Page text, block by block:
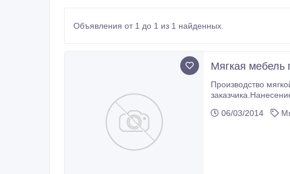
Объявления от 1 до 1 из 1 найденных.
Мягкая мебель
Производство мягкой мебели для кафе, баров,
06/03/2014